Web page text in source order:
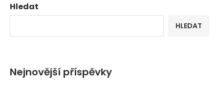
Hledat
HLEDAT
Nejnovější příspěvky